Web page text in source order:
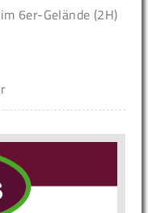
6er-Gelände (2H)